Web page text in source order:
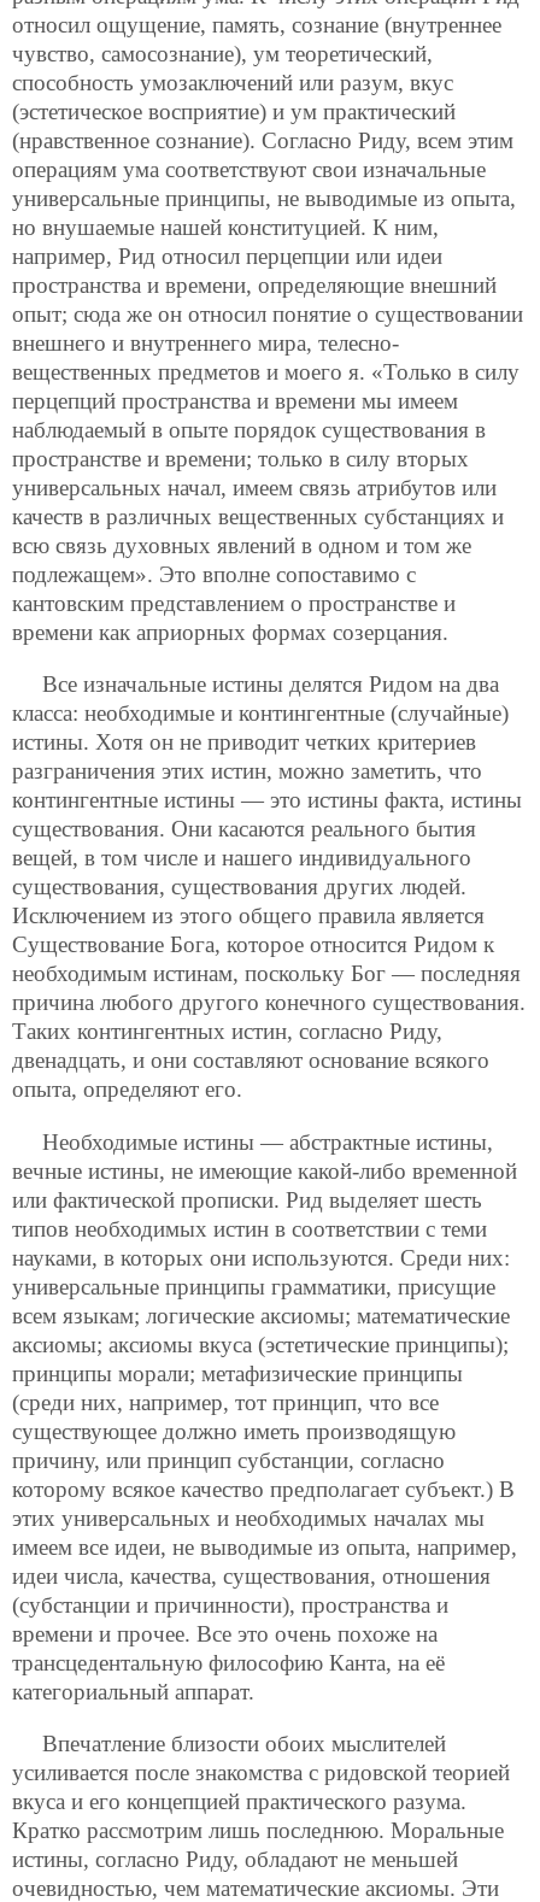
относил ощущение, память, сознание (внутреннее
чувство, самосознание), ум теоретический,
способность умозаключений или разум, вкус
(эстетическое восприятие) и ум практический
(нравственное сознание). Согласно Риду, всем этим
операциям ума соответствуют свои изначальные
универсальные принципы, не выводимые из опыта,
но внушаемые нашей конституцией. К ним,
например, Рид относил перцепции или идеи
пространства и времени, определяющие внешний
опыт; сюда же он относил понятие о существовании
внешнего и внутреннего мира, телесно-
вещественных предметов и моего я. «Только в силу
перцепций пространства и времени мы имеем
наблюдаемый в опыте порядок существования в
пространстве и времени; только в силу вторых
универсальных начал, имеем связь атрибутов или
качеств в различных вещественных субстанциях и
всю связь духовных явлений в одном и том же
подлежащем». Это вполне сопоставимо с
кантовским представлением о пространстве и
времени как априорных формах созерцания.
Все изначальные истины делятся Ридом на два
класса: необходимые и контингентные (случайные)
истины. Хотя он не приводит четких критериев
разграничения этих истин, можно заметить, что
контингентные истины — это истины факта, истины
существования. Они касаются реального бытия
вещей, в том числе и нашего индивидуального
существования, существования других людей.
Исключением из этого общего правила является
Существование Бога, которое относится Ридом к
необходимым истинам, поскольку Бог — последняя
причина любого другого конечного существования.
Таких контингентных истин, согласно Риду,
двенадцать, и они составляют основание всякого
опыта, определяют его.
Необходимые истины — абстрактные истины,
вечные истины, не имеющие какой-либо временной
или фактической прописки. Рид выделяет шесть
типов необходимых истин в соответствии с теми
науками, в которых они используются. Среди них:
универсальные принципы грамматики, присущие
всем языкам; логические аксиомы; математические
аксиомы; аксиомы вкуса (эстетические принципы);
принципы морали; метафизические принципы
(среди них, например, тот принцип, что все
существующее должно иметь производящую
причину, или принцип субстанции, согласно
которому всякое качество предполагает субъект.) В
этих универсальных и необходимых началах мы
имеем все идеи, не выводимые из опыта, например,
идеи числа, качества, существования, отношения
(субстанции и причинности), пространства и
времени и прочее. Все это очень похоже на
трансцедентальную философию Канта, на её
категориальный аппарат.
Впечатление близости обоих мыслителей
усиливается после знакомства с ридовской теорией
вкуса и его концепцией практического разума.
Кратко рассмотрим лишь последнюю. Моральные
истины, согласно Риду, обладают не меньшей
очевидностью, чем математические аксиомы. Эти